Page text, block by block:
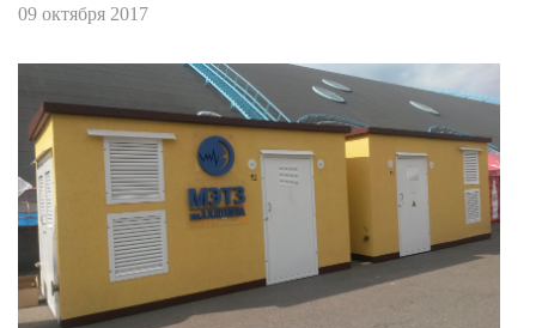
09 октября 2017